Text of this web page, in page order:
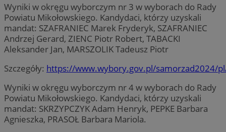
Wyniki w okręgu wyborczym nr 3 w wyborach do Rady
Powiatu Mikołowskiego. Kandydaci, którzy uzyskali
mandat: SZAFRANIEC Marek Fryderyk, SZAFRANIEC
Andrzej Gerard, ZIENC Piotr Robert, TABACKI
Aleksander Jan, MARSZOLIK Tadeusz Piotr
Szczegóły: https://www.wybory.gov.pl/samorzad2024/
Wyniki w okręgu wyborczym nr 4 w wyborach do Rady
Powiatu Mikołowskiego. Kandydaci, którzy uzyskali
mandat: SKRZYPCZYK Adam Henryk, PEPKE Barbara
Agnieszka, PRASOŁ Barbara Mariola.